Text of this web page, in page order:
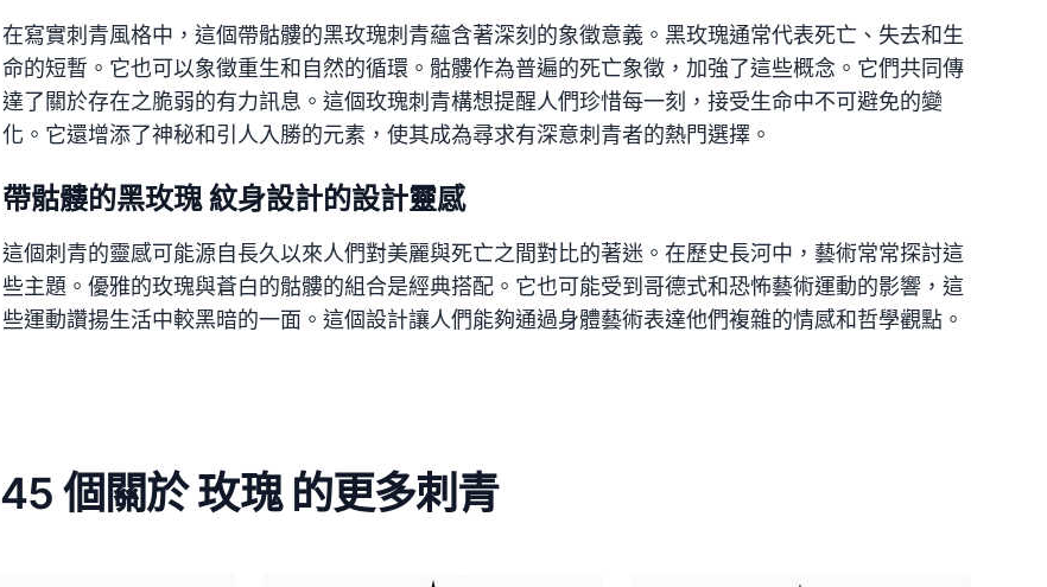
在寫實刺青風格中，這個帶骷髏的黑玫瑰刺青蘊含著深刻的象徵意義。黑玫瑰通常代表死亡、失去和生
命的短暫。它也可以象徵重生和自然的循環。骷髏作為普遍的死亡象徵，加強了這些概念。它們共同傳
達了關於存在之脆弱的有力訊息。這個玫瑰刺青構想提醒人們珍惜每一刻，接受生命中不可避免的變
化。它還增添了神秘和引人入勝的元素，使其成為尋求有深意刺青者的熱門選擇。
帶骷髏的黑玫瑰 紋身設計的設計靈感
這個刺青的靈感可能源自長久以來人們對美麗與死亡之間對比的著迷。在歷史長河中，藝術常常探討這
些主題。優雅的玫瑰與蒼白的骷髏的組合是經典搭配。它也可能受到哥德式和恐怖藝術運動的影響，這
些運動讚揚生活中較黑暗的一面。這個設計讓人們能夠通過身體藝術表達他們複雜的情感和哲學觀點。
45 個關於 玫瑰 的更多刺青